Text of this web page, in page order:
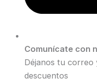
Comunícate con
Déjanos tu correo
descuentos